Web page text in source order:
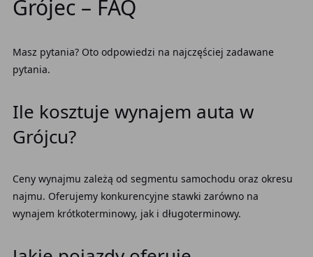
Grójec – FAQ
Masz pytania? Oto odpowiedzi na najczęściej zadawane
pytania.
Ile kosztuje wynajem auta w
Grójcu?
Ceny wynajmu zależą od segmentu samochodu oraz okresu
najmu. Oferujemy konkurencyjne stawki zarówno na
wynajem krótkoterminowy, jak i długoterminowy.